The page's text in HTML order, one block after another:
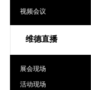
视频会议
维德直播
展会现场
活动现场